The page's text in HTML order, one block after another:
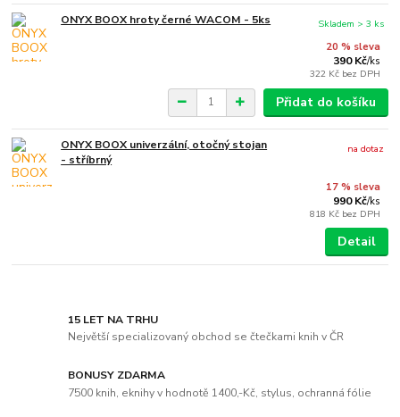
ONYX BOOX hroty černé WACOM - 5ks
20 % sleva
390 Kč/ks
322 Kč bez DPH
Skladem > 3 ks
Přidat do košíku
ONYX BOOX univerzální, otočný stojan
- stříbrný
17 % sleva
990 Kč/ks
818 Kč bez DPH
na dotaz
Detail
15 LET NA TRHU
Největší specializovaný obchod se čtečkami knih v ČR
BONUSY ZDARMA
7500 knih, eknihy v hodnotě 1400,-Kč, stylus, ochranná fólie